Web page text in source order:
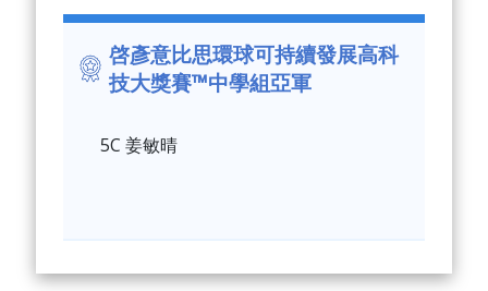
啓彥意比思環球可持續發展高科
技大獎賽™中學組亞軍
5C 姜敏晴